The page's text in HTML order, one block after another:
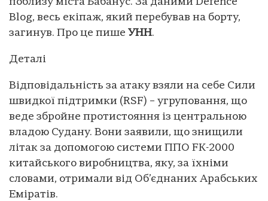
Blog, весь екіпаж, який перебував на борту,
загинув. Про це пише УНН.
Деталі
Відповідальність за атаку взяли на себе Сили
швидкої підтримки (RSF) – угруповання, що
веде збройне протистояння із центральною
владою Судану. Вони заявили, що знищили
літак за допомогою системи ППО FK-2000
китайського виробництва, яку, за їхніми
словами, отримали від Об’єднаних Арабських
Еміратів.